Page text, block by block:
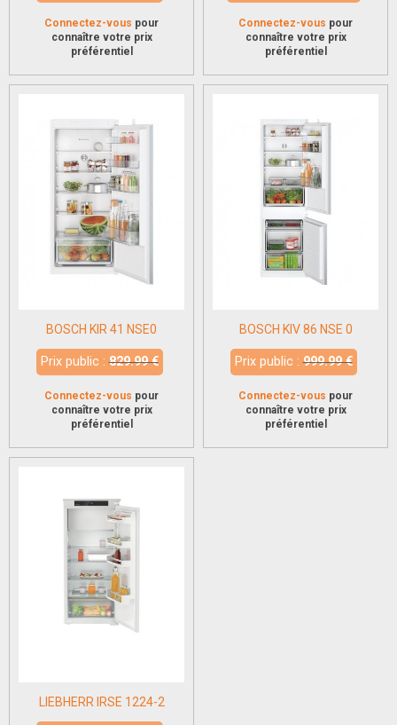
Connectez-vous pour
connaître votre prix
préférentiel
Connectez-vous pour
connaître votre prix
préférentiel
BOSCH KIR 41 NSE0
Prix public :829.99 €
Connectez-vous pour
connaître votre prix
préférentiel
BOSCH KIV 86 NSE 0
Prix public :999.99 €
Connectez-vous pour
connaître votre prix
préférentiel
LIEBHERR IRSE 1224-2